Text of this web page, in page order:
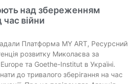
над збереженням
час війни
Платформа MY ART, Ресурсний
розвитку Миколаєва за
та Goethe-Institut в Україні.
до тривалого зберігання на час